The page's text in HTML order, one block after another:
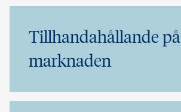
Tillhandahållande på
marknaden